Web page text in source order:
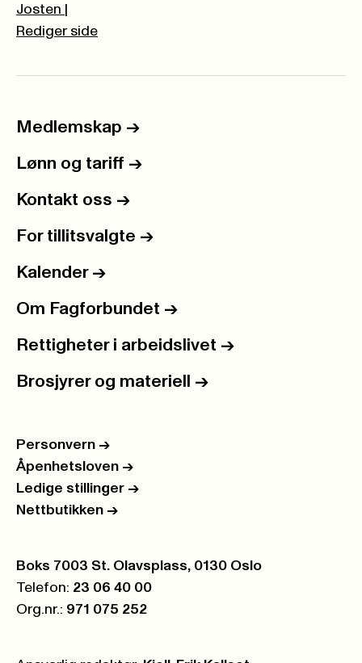
Josten
Rediger side
Medlemskap ->
Lønn og tariff ->
Kontakt oss ->
For tillitsvalgte ->
Kalender ->
Om Fagforbundet ->
Rettigheter i arbeidslivet ->
Brosjyrer og materiell ->
Personvern ->
Åpenhetsloven ->
Ledige stillinger ->
Nettbutikken ->
Postboks:
Boks 7003 St. Olavsplass, 0130 Oslo
Telefon: 23 06 40 00
Org.nr.: 971 075 252